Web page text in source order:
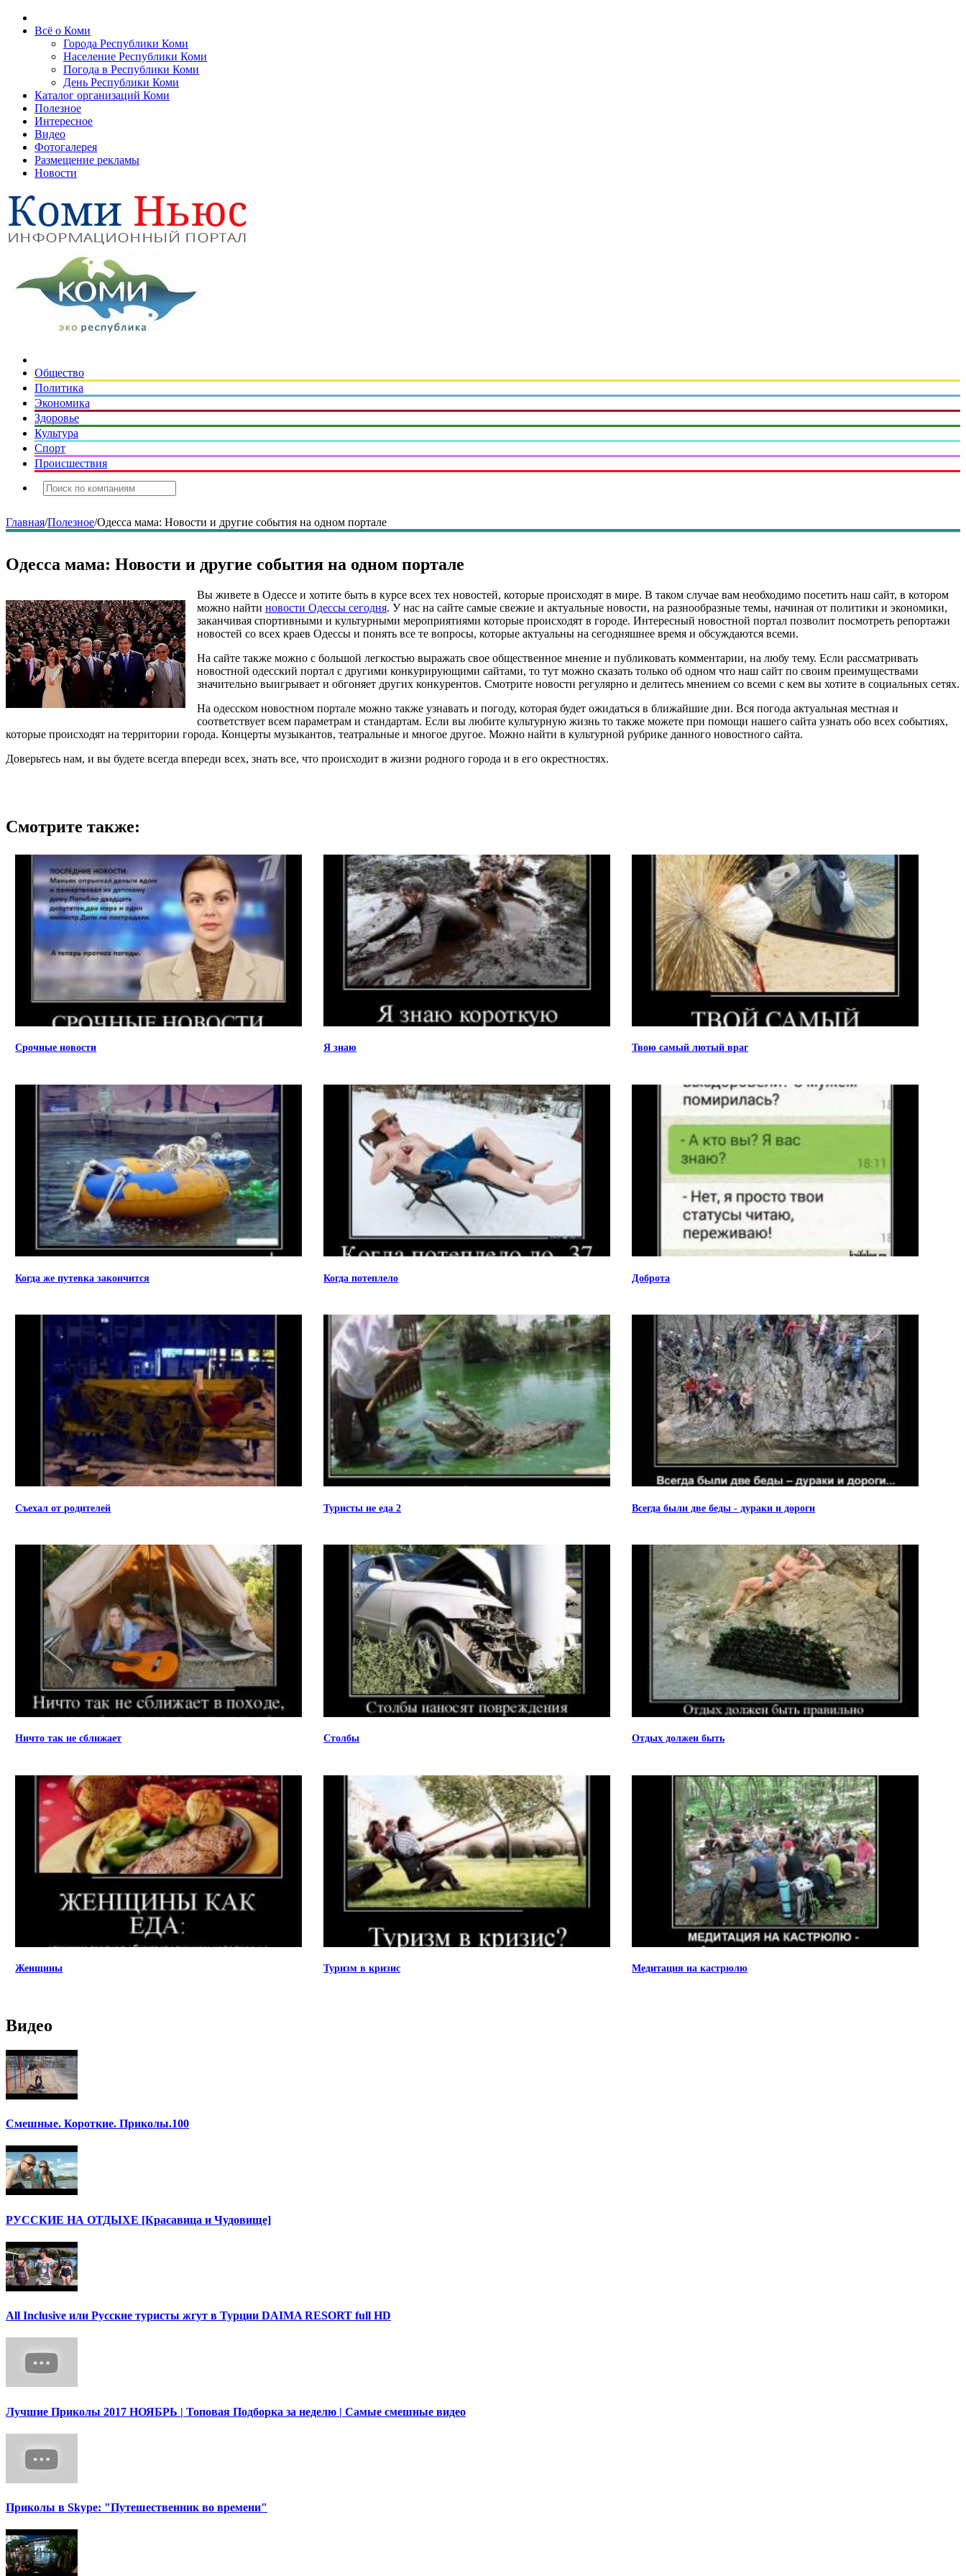
Всё о Коми
Города Республики Коми
Население Республики Коми
Погода в Республики Коми
День Республики Коми
Каталог организаций Коми
Полезное
Интересное
Видео
Фотогалерея
Размещение рекламы
Новости
Общество
Политика
Экономика
Здоровье
Культура
Спорт
Происшествия
Главная/Полезное/Одесса мама: Новости и другие события на одном портале
Одесса мама: Новости и другие события на одном портале
Вы живете в Одессе и хотите быть в курсе всех тех новостей, которые происходят в мире. В таком случае вам необходимо посетить наш сайт, в котором
можно найти новости Одессы сегодня. У нас на сайте самые свежие и актуальные новости, на разнообразные темы, начиная от политики и экономики,
заканчивая спортивными и культурными мероприятиями которые происходят в городе. Интересный новостной портал позволит посмотреть репортажи
новостей со всех краев Одессы и понять все те вопросы, которые актуальны на сегодняшнее время и обсуждаются всеми.
На сайте также можно с большой легкостью выражать свое общественное мнение и публиковать комментарии, на любу тему. Если рассматривать
новостной одесский портал с другими конкурирующими сайтами, то тут можно сказать только об одном что наш сайт по своим преимуществами
значительно выигрывает и обгоняет других конкурентов. Смотрите новости регулярно и делитесь мнением со всеми с кем вы хотите в социальных сетях.
На одесском новостном портале можно также узнавать и погоду, которая будет ожидаться в ближайшие дни. Вся погода актуальная местная и
соответствует всем параметрам и стандартам. Если вы любите культурную жизнь то также можете при помощи нашего сайта узнать обо всех событиях,
которые происходят на территории города. Концерты музыкантов, театральные и многое другое. Можно найти в культурной рубрике данного новостного сайта.
Доверьтесь нам, и вы будете всегда впереди всех, знать все, что происходит в жизни родного города и в его окрестностях.
Смотрите также:
Срочные новости Я знаю Твою самый лютый враг
Когда же путевка закончится Когда потеплело Доброта
Съехал от родителей Туристы не еда 2 Всегда были две беды - дураки и дороги
Ничто так не сближает Столбы Отдых должен быть
Женщины Туризм в кризис Медитация на кастрюлю
Видео
Смешные. Короткие. Приколы.100
РУССКИЕ НА ОТДЫХЕ [Красавица и Чудовище]
All Inclusive или Русские туристы жгут в Турции DAIMA RESORT full HD
Лучшие Приколы 2017 НОЯБРЬ | Топовая Подборка за неделю | Самые смешные видео
Приколы в Skype: "Путешественник во времени"